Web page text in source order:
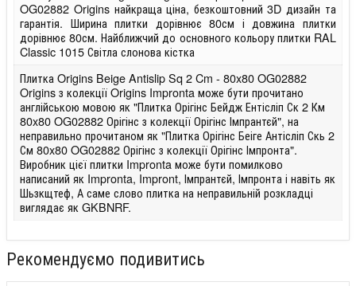
OG02882 Origins найкраща ціна, безкоштовний 3D дизайн та
гарантія. Ширина плитки дорівнює 80см і довжина плитки
дорівнює 80см. Найближчий до основного кольору плитки RAL
Classic 1015 Світла слонова кістка
Плитка Origins Beige Antislip Sq 2 Cm - 80x80 OG02882
Origins з колекції Origins Impronta може бути прочитано
англійською мовою як "Плитка Орігінс Бейдж Ентісліп Ск 2 Км
80x80 OG02882 Орігінс з колекції Орігінс Імпрантєй", на
неправильно прочитаном як "Плитка Орігінс Беіге Антісліп Скь 2
См 80x80 OG02882 Орігінс з колекції Орігінс Імпронта".
Виробник цієї плитки Impronta може бути помилково
написаний як Impronta, Impront, Імпрантєй, Імпронта і навіть як
Шьзкщтеф, А саме слово плитка на неправильній розкладці
виглядає як GKBNRF.
Рекомендуємо подивитись